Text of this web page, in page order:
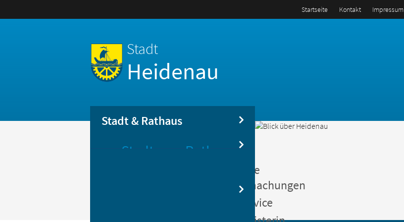
Startseite Kontakt Impressum
Stadt
Heidenau
Stadt & Rathaus
Stadt Rathaus
Öffentliche
Bekanntmachungen
Bürgerservice